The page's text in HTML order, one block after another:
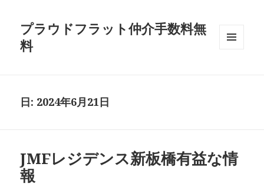
プラウドフラット仲介手数料無
料
日: 2024年6月21日
JMFレジデンス新板橋有益な情
報